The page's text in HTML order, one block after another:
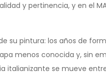
y pertinencia, y en el
su pintura: los años de
menos conocida y, sin
italianizante se mueve